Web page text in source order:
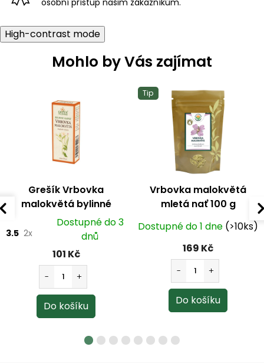
High-contrast mode
Mohlo by Vás zajímat
Grešík Vrbovka
malokvětá bylinné
kapky 50 ml
3.5 2x
Dostupné do 3
dnů
101 Kč
Tip
Vrbovka malokvětá
mletá nať 100 g
Dostupné do 1 dne (>10ks)
169 Kč